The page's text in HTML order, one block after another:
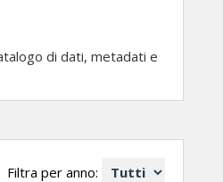
di dati, metadati e
Filtra per anno: